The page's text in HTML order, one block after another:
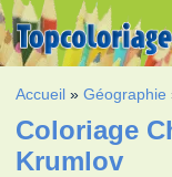
Accueil »Géographie
Coloriage
Krumlov